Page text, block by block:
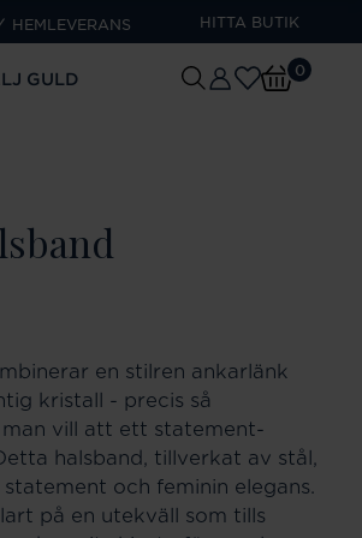
HEMLEVERANS HITTA BUTIK
GULD 0
en stilren ankarlänk
kristall - precis så
vill att ett statement-
halsband, tillverkat av stål,
och feminin elegans.
på en utekväll som tills